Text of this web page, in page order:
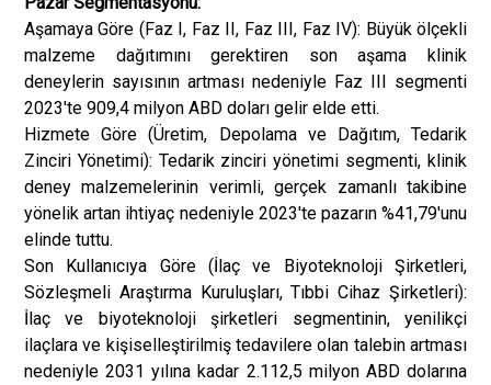
Aşamaya Göre (Faz I, Faz II, Faz III, Faz IV): Büyük ölçekli
malzeme dağıtımını gerektiren son aşama klinik
deneylerin sayısının artması nedeniyle Faz III segmenti
2023'te 909,4 milyon ABD doları gelir elde etti.
Hizmete Göre (Üretim, Depolama ve Dağıtım, Tedarik
Zinciri Yönetimi): Tedarik zinciri yönetimi segmenti, klinik
deney malzemelerinin verimli, gerçek zamanlı takibine
yönelik artan ihtiyaç nedeniyle 2023'te pazarın %41,79'unu
elinde tuttu.
Son Kullanıcıya Göre (İlaç ve Biyoteknoloji Şirketleri,
Sözleşmeli Araştırma Kuruluşları, Tıbbi Cihaz Şirketleri):
İlaç ve biyoteknoloji şirketleri segmentinin, yenilikçi
ilaçlara ve kişiselleştirilmiş tedavilere olan talebin artması
nedeniyle 2031 yılına kadar 2.112,5 milyon ABD dolarına